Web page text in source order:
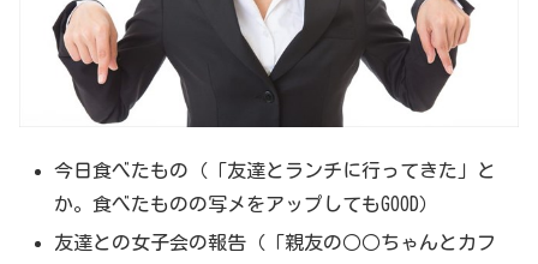
今日食べたもの（「友達とランチに行ってきた」と
か。食べたものの写メをアップしてもGOOD）
友達との女子会の報告（「親友の○○ちゃんとカフ